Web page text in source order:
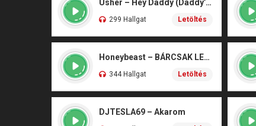
Usher – Hey Daddy (Daddy’s Home)
299 Hallgat Letöltés
Honeybeast – BÁRCSAK LENNÉK
344 Hallgat Letöltés
DJTESLA69 – Akarom